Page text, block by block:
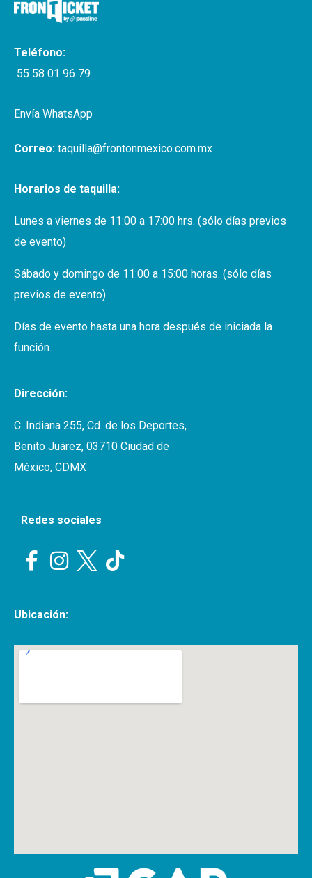
Teléfono:
55 58 01 96 79
Envía WhatsApp
Correo: taquilla@frontonmexico.com.mx
Horarios de taquilla:
Lunes a viernes de 11:00 a 17:00 hrs. (sólo días previos
de evento)
Sábado y domingo de 11:00 a 15:00 horas. (sólo días
previos de evento)
Días de evento hasta una hora después de iniciada la
función.
Dirección:
C. Indiana 255, Cd. de los Deportes,
Benito Juárez, 03710 Ciudad de
México, CDMX
Redes sociales
Ubicación: